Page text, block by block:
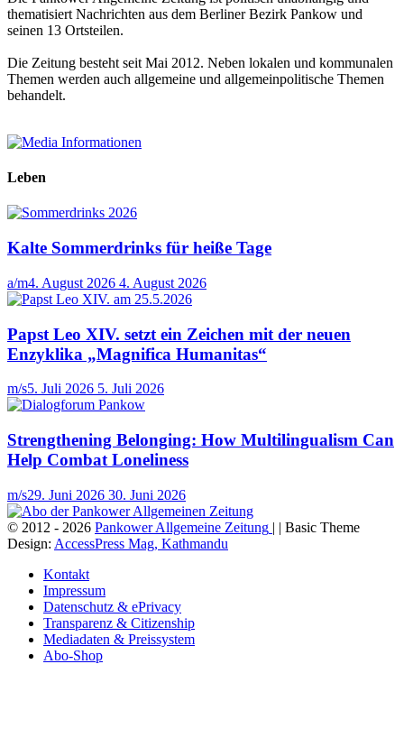
thematisiert Nachrichten aus dem Berliner Bezirk Pankow und
seinen 13 Ortsteilen.
Die Zeitung besteht seit Mai 2012. Neben lokalen und kommunalen
Themen werden auch allgemeine und allgemeinpolitische Themen
behandelt.
Leben
Kalte Sommerdrinks für heiße Tage
a/m4. August 2026 4. August 2026
Papst Leo XIV. setzt ein Zeichen mit der neuen
Enzyklika „Magnifica Humanitas“
m/s5. Juli 2026 5. Juli 2026
Strengthening Belonging: How Multilingualism Can
Help Combat Loneliness
m/s29. Juni 2026 30. Juni 2026
© 2012 - 2026 Pankower Allgemeine Zeitung | | Basic Theme
Design: AccessPress Mag, Kathmandu
Kontakt
Impressum
Datenschutz & ePrivacy
Transparenz & Citizenship
Mediadaten & Preissystem
Abo-Shop